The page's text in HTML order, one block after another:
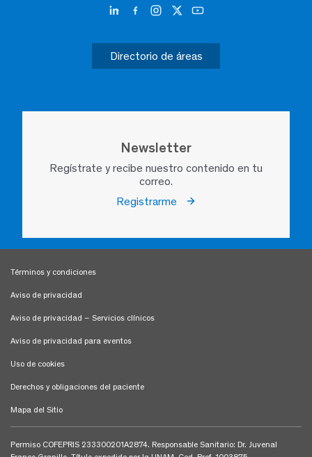
Directorio de áreas
Newsletter
Regístrate y recibe nuestro contenido en tu
correo.
Registrarme
Términos y condiciones
Aviso de privacidad
Aviso de privacidad – Servicios clínicos
Aviso de privacidad para eventos
Uso de cookies
Derechos y obligaciones del paciente
Mapa del Sitio
Permiso COFEPRIS 233300201A2874. Responsable Sanitario: Dr. Juvenal